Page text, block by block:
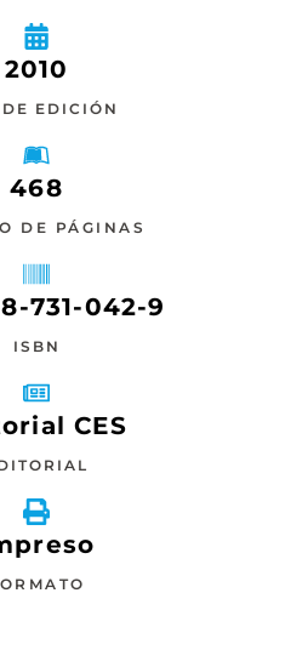
2010
EDICIÓN
468
DE PÁGINAS
731-042-9
ISBN
CES